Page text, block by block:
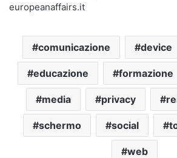
europeanaffairs.it
comunicazione device
educazione formazione
media privacy
schermo social
web